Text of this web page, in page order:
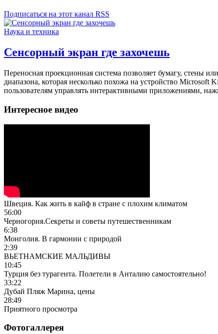
Подписаться на этот канал RSS
Наука и техника
Сенсорный экран где захочешь
Переносная проекционная система позволяет бумагу, стены
диапазона, которая несколько похожа на устройство
пользователям управлять интерактивными приложениями,
Интересное видео
Швеция. Как жить в кайф в стране с плохим климатом
56:00
Черногория.Секреты и советы путешественникам
6:38
Монголия. В гармонии с природой
2:39
ВЬЕТНАМСКИЕ МАЛЬДИВЫ
10:45
Турция без турагента. Полетели в Анталию самостоятельно!
33:22
Дубай Пляж Марина, цены
28:49
Приятного просмотра
Фотогаллерея